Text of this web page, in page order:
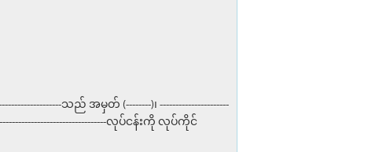
သည် အမှတ် (--------)၊ ----------------------
လုပ်ငန်းကို လုပ်ကိုင်